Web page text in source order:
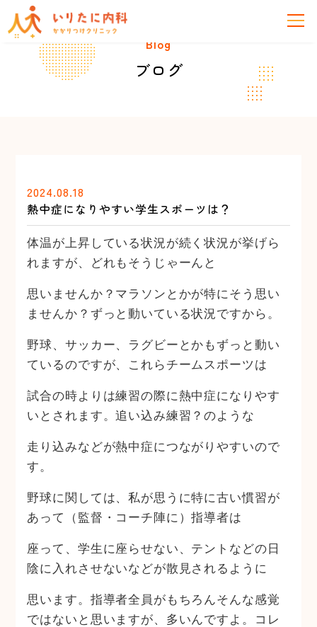
Blog
ブログ
2024.08.18
熱中症になりやすい学生スポーツは？
体温が上昇している状況が続く状況が挙げら
れますが、どれもそうじゃーんと
思いませんか？マラソンとかが特にそう思い
ませんか？ずっと動いている状況ですから。
野球、サッカー、ラグビーとかもずっと動い
ているのですが、これらチームスポーツは
試合の時よりは練習の際に熱中症になりやす
いとされます。追い込み練習？のような
走り込みなどが熱中症につながりやすいので
す。
野球に関しては、私が思うに特に古い慣習が
あって（監督・コーチ陣に）指導者は
座って、学生に座らせない、テントなどの日
陰に入れさせないなどが散見されるように
思います。指導者全員がもちろんそんな感覚
ではないと思いますが、多いんですよ。コレ